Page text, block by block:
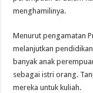
menghamilinya.
Menurut pengamatan
melanjutkan
banyak anak
sebagai istri orang.
mereka untuk kuliah.